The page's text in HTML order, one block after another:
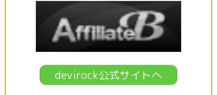
devirock公式サイトへ